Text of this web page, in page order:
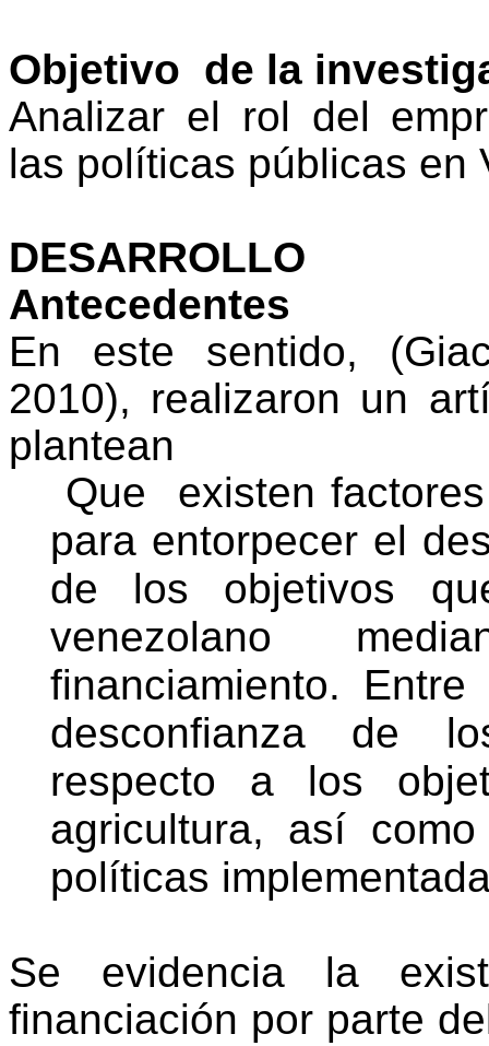
Objetivo de la
Analizar el rol del
las políticas públicas en
DESARROLLO
Antecedentes
En este sentido,
2010), realizaron un
plantean
Que
existen
para entorpecer el
de los objetivos
venezolano
financiamiento.
desconfianza de
respecto a los
agricultura, así
políticas
Se evidencia la
financiación por parte